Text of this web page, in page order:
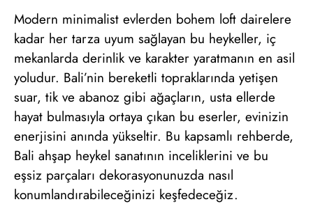
Modern minimalist evlerden bohem loft dairelere
kadar her tarza uyum sağlayan bu heykeller, iç
mekanlarda derinlik ve karakter yaratmanın en asil
yoludur. Bali’nin bereketli topraklarında yetişen
suar, tik ve abanoz gibi ağaçların, usta ellerde
hayat bulmasıyla ortaya çıkan bu eserler, evinizin
enerjisini anında yükseltir. Bu kapsamlı rehberde,
Bali ahşap heykel sanatının inceliklerini ve bu
eşsiz parçaları dekorasyonunuzda nasıl
konumlandırabileceğinizi keşfedeceğiz.